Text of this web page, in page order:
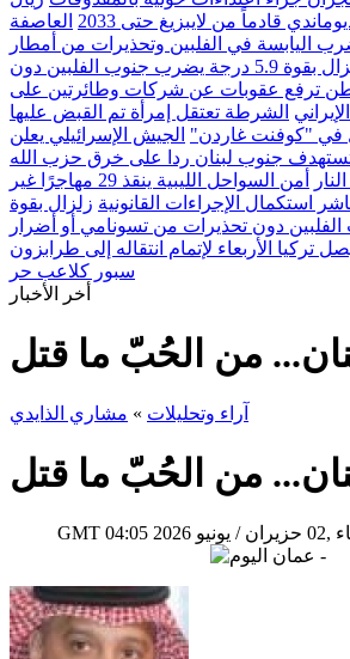
قادماً من لايبزيغ حتى 2033
العاصفة
اليابسة في الفلبين وتحذيرات من أمطار
زلزال بقوة 5.9 درجة يضرب جنوب الفلبين دون
ترفع عقوبات عن شركات وطائرتين على
الشرطة تعتقل إمرأة تم القبض عليها
في "كوفنت غاردن" الجيش الإسرائيلي يعلن
جنوب لبنان ردا على خرق حزب الله
أمن السواحل الليبية ينقذ 29 مهاجرًا غير
استكمال الإجراءات القانونية زلزال بقوة
الفلبين دون تحذيرات من تسونامي أو أضرار
تركيا الأربعاء لإتمام انتقاله إلى طرابزون
سبور كلاعب حر
أخر الأخبار
آراء وتحليلات » مشاري الذايدي
GMT حزيران / يونيو